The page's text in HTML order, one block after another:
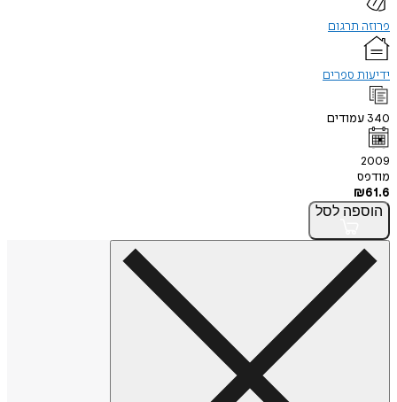
פרוזה תרגום
ידיעות ספרים
340 עמודים
2009
מודפס
₪61.6
הוספה לסל